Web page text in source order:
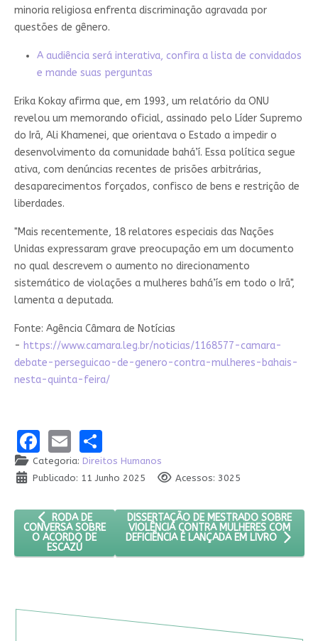
minoria religiosa enfrenta discriminação agravada por
questões de gênero.
A audiência será interativa, confira a lista de convidados
e mande suas perguntas
Erika Kokay afirma que, em 1993, um relatório da ONU
revelou um memorando oficial, assinado pelo Líder Supremo
do Irã, Ali Khamenei, que orientava o Estado a impedir o
desenvolvimento da comunidade bahá’í. Essa política segue
ativa, com denúncias recentes de prisões arbitrárias,
desaparecimentos forçados, confisco de bens e restrição de
liberdades.
"Mais recentemente, 18 relatores especiais das Nações
Unidas expressaram grave preocupação em um documento
no qual descrevem o aumento no direcionamento
sistemático de violações a mulheres bahá’ís em todo o Irã",
lamenta a deputada.
Fonte: Agência Câmara de Notícias
- https://www.camara.leg.br/noticias/1168577-camara-
debate-perseguicao-de-genero-contra-mulheres-bahais-
nesta-quinta-feira/
Facebook
EmailShare
Categoria: Direitos Humanos
Publicado: 11 Junho 2025
Acessos: 3025
ARTIGO ANTERIOR: RODA DE CONVERSA SOBRE O ACORDO
RODA DE
CONVERSA SOBRE
O ACORDO DE
ESCAZÚ
PRÓXIMO ARTIGO: DISSERTAÇÃO DE
DISSERTAÇÃO DE MESTRADO SOBRE
VIOLÊNCIA CONTRA MULHERES COM
DEFICIÊNCIA É LANÇADA EM LIVRO